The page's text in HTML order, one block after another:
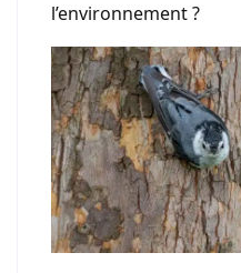
l’environnement ?